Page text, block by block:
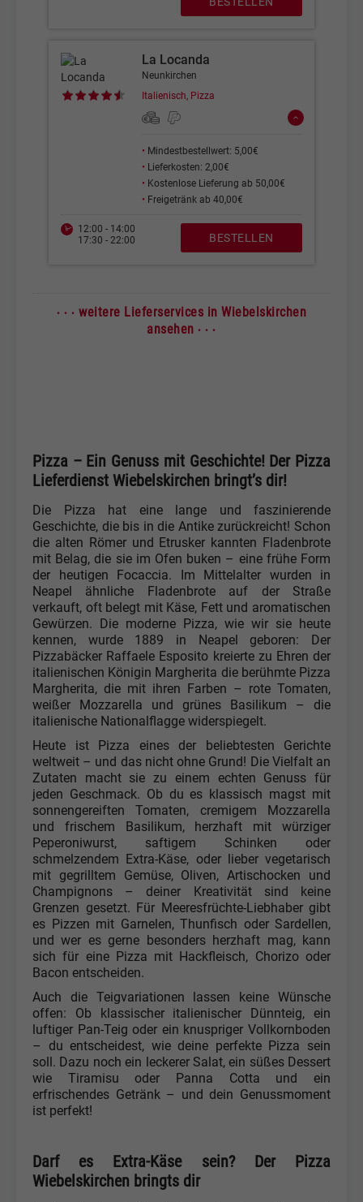
La Locanda
Neunkirchen
Italienisch, Pizza
• Mindestbestellwert: 5,00€
• Lieferkosten: 2,00€
• Kostenlose Lieferung ab 50,00€
• Freigetränk ab 40,00€
12:00 - 14:00
17:30 - 22:00
BESTELLEN
· · · weitere Lieferservices in Wiebelskirchen
ansehen· · ·
Pizza – Ein Genuss mit Geschichte! Der Pizza
Lieferdienst Wiebelskirchen bringt’s dir!
Die Pizza hat eine lange und faszinierende
Geschichte, die bis in die Antike zurückreicht! Schon
die alten Römer und Etrusker kannten Fladenbrote
mit Belag, die sie im Ofen buken – eine frühe Form
der heutigen Focaccia. Im Mittelalter wurden in
Neapel ähnliche Fladenbrote auf der Straße
verkauft, oft belegt mit Käse, Fett und aromatischen
Gewürzen. Die moderne Pizza, wie wir sie heute
kennen, wurde 1889 in Neapel geboren: Der
Pizzabäcker Raffaele Esposito kreierte zu Ehren der
italienischen Königin Margherita die berühmte Pizza
Margherita, die mit ihren Farben – rote Tomaten,
weißer Mozzarella und grünes Basilikum – die
italienische Nationalflagge widerspiegelt.
Heute ist Pizza eines der beliebtesten Gerichte
weltweit – und das nicht ohne Grund! Die Vielfalt an
Zutaten macht sie zu einem echten Genuss für
jeden Geschmack. Ob du es klassisch magst mit
sonnengereiften Tomaten, cremigem Mozzarella
und frischem Basilikum, herzhaft mit würziger
Peperoniwurst, saftigem Schinken oder
schmelzendem Extra-Käse, oder lieber vegetarisch
mit gegrilltem Gemüse, Oliven, Artischocken und
Champignons – deiner Kreativität sind keine
Grenzen gesetzt. Für Meeresfrüchte-Liebhaber gibt
es Pizzen mit Garnelen, Thunfisch oder Sardellen,
und wer es gerne besonders herzhaft mag, kann
sich für eine Pizza mit Hackfleisch, Chorizo oder
Bacon entscheiden.
Auch die Teigvariationen lassen keine Wünsche
offen: Ob klassischer italienischer Dünnteig, ein
luftiger Pan-Teig oder ein knuspriger Vollkornboden
– du entscheidest, wie deine perfekte Pizza sein
soll. Dazu noch ein leckerer Salat, ein süßes Dessert
wie Tiramisu oder Panna Cotta und ein
erfrischendes Getränk – und dein Genussmoment
ist perfekt!
Darf es Extra-Käse sein? Der Pizza
Wiebelskirchen bringts dir